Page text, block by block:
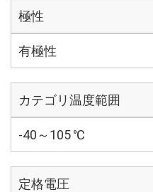
極性
有極性
カテゴリ温度範囲
-40～105 ℃
定格電圧